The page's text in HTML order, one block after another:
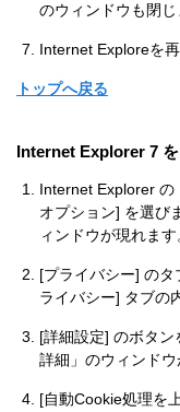
のウィンドウも閉じ
Internet Exploreを
トップへ戻る
Internet Explorer 7
Internet Explorer の
オプション] を選び
ィンドウが現れます
[プライバシー] の
ライバシー] タブの
[詳細設定] のボタ
詳細」のウィンドウ
[自動Cookie処理を